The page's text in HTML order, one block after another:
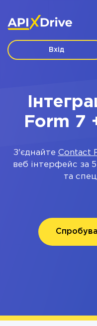
Вхід
Form 7
З'єднайте Contact
веб інтерфейс за
та